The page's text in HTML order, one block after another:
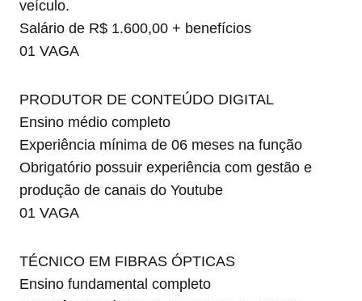
veículo.
Salário de R$ 1.600,00 + benefícios
01 VAGA
PRODUTOR DE CONTEÚDO DIGITAL
Ensino médio completo
Experiência mínima de 06 meses na função
Obrigatório possuir experiência com gestão e
produção de canais do Youtube
01 VAGA
TÉCNICO EM FIBRAS ÓPTICAS
Ensino fundamental completo